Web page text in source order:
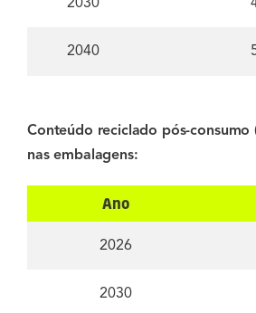
2040
Conteúdo reciclado pós-consumo
nas embalagens:
Ano
2026
2030